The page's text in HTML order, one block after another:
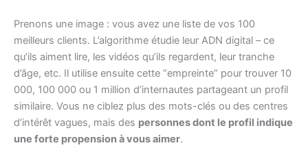
Prenons une image : vous avez une liste de vos 100
meilleurs clients. L’algorithme étudie leur ADN digital – ce
qu’ils aiment lire, les vidéos qu’ils regardent, leur tranche
d’âge, etc. Il utilise ensuite cette “empreinte” pour trouver 10
000, 100 000 ou 1 million d’internautes partageant un profil
similaire. Vous ne ciblez plus des mots-clés ou des centres
d’intérêt vagues, mais des personnes dont le profil indique
une forte propension à vous aimer.